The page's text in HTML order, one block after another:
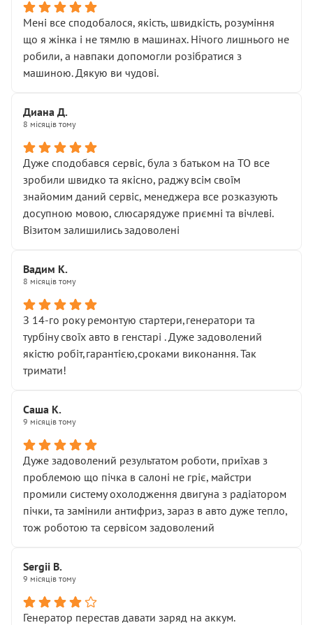
Мені все сподобалося, якість, швидкість, розуміння
що я жінка і не тямлю в машинах. Нічого лишнього не
робили, а навпаки допомогли розібратися з
машиною. Дякую ви чудові.
Диана Д.
8 місяців тому
Дуже сподобався сервіс, була з батьком на ТО все
зробили швидко та якісно, раджу всім своїм
знайомим даний сервіс, менеджера все розказують
досупною мовою, слюсарядуже приємні та вічлеві.
Візитом залишились задоволені
Вадим К.
8 місяців тому
З 14-го року ремонтую стартери,генератори та
турбіну своїх авто в генстарі . Дуже задоволений
якістю робіт,гарантією,сроками виконання. Так
тримати!
Саша К.
9 місяців тому
Дуже задоволений результатом роботи, приїхав з
проблемою що пічка в салоні не гріє, майстри
промили систему охолодження двигуна з радіатором
пічки, та замінили антифриз, зараз в авто дуже тепло,
тож роботою та сервісом задоволений
Sergii B.
9 місяців тому
Генератор перестав давати заряд на аккум.